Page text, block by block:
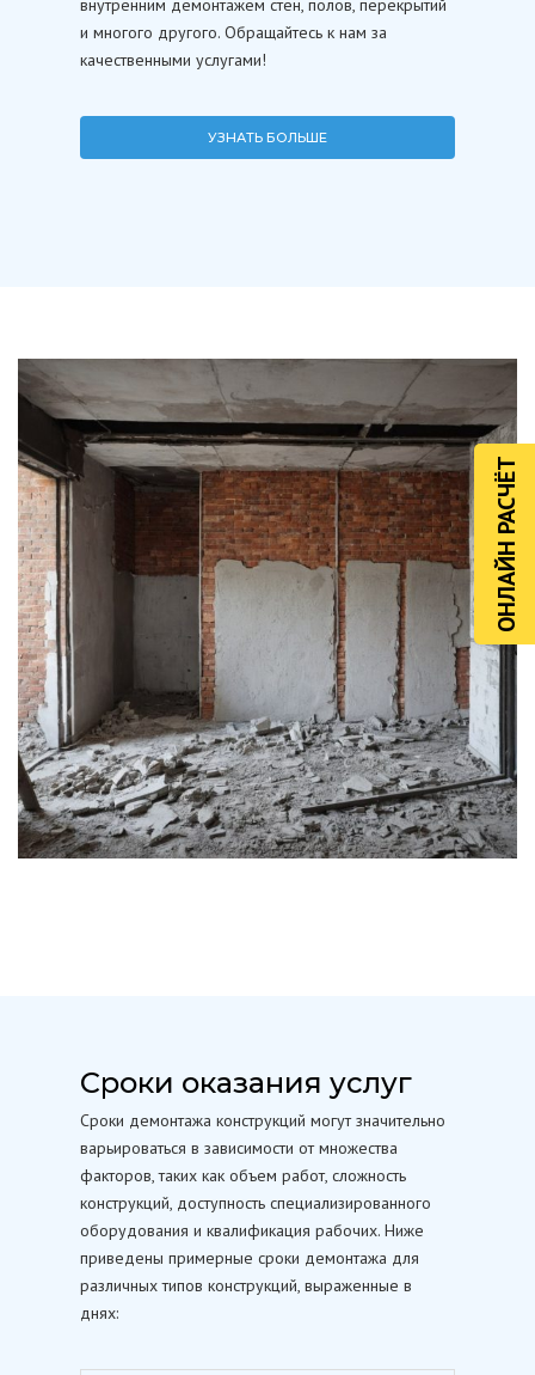
ОНЛАЙН РАСЧЁТ
внутренним демонтажем стен, полов, перекрытий
и многого другого. Обращайтесь к нам за
качественными услугами!
УЗНАТЬ БОЛЬШЕ
Сроки оказания услуг
Сроки демонтажа конструкций могут значительно
варьироваться в зависимости от множества
факторов, таких как объем работ, сложность
конструкций, доступность специализированного
оборудования и квалификация рабочих. Ниже
приведены примерные сроки демонтажа для
различных типов конструкций, выраженные в
днях: